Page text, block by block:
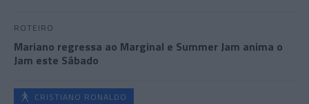
ROTEIRO
Mariano regressa ao Marginal e Summer Jam anima o
Jam este Sábado
CRISTIANO RONALDO